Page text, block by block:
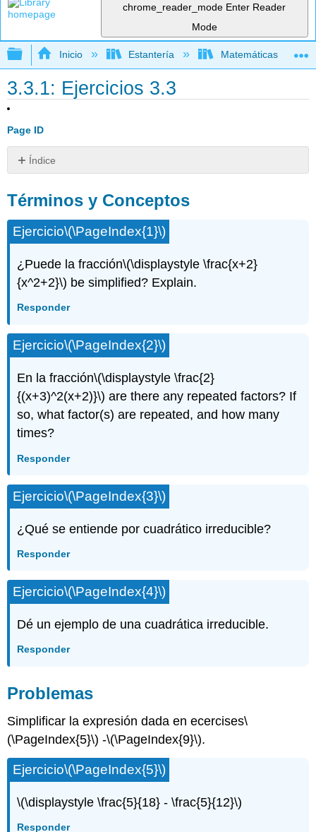
chrome_reader_mode Enter Reader
Mode
Expandir/contraer jerarquía global
Inicio Estantería Matemáticas
3.3.1: Ejercicios 3.3
Page ID
Índice
Conceptos
Problemas
Términos y Conceptos
Ejercicio\(\PageIndex{1}\)
¿Puede la fracción\(\displaystyle \frac{x+2}
{x^2+2}\) be simplified? Explain.
Responder
Ejercicio\(\PageIndex{2}\)
En la fracción\(\displaystyle \frac{2}
{(x+3)^2(x+2)}\) are there any repeated factors? If
so, what factor(s) are repeated, and how many
times?
Responder
Ejercicio\(\PageIndex{3}\)
¿Qué se entiende por cuadrático irreducible?
Responder
Ejercicio\(\PageIndex{4}\)
Dé un ejemplo de una cuadrática irreducible.
Responder
Problemas
Simplificar la expresión dada en ecercises\
(\PageIndex{5}\) -\(\PageIndex{9}\).
Ejercicio\(\PageIndex{5}\)
\(\displaystyle \frac{5}{18} - \frac{5}{12}\)
Responder